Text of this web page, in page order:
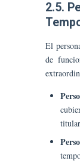
2.5.
El
de